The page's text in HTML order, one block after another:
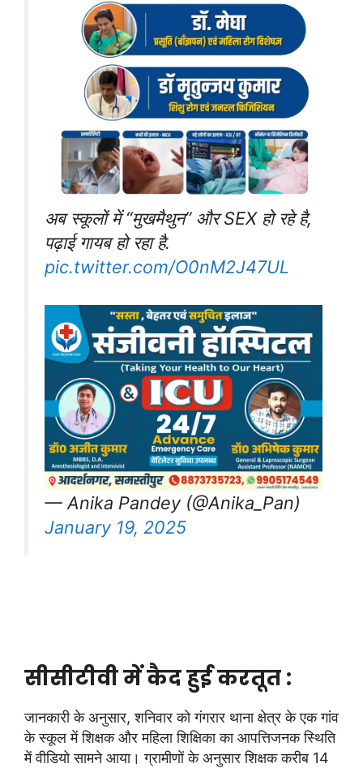
अब स्कूलों में “मुखमैथुन” और SEX हो रहे है,
पढ़ाई गायब हो रहा है.
pic.twitter.com/O0nM2J47UL
— Anika Pandey (@Anika_Pan)
January 19, 2025
सीसीटीवी में कैद हुई करतूत :
जानकारी के अनुसार, शनिवार को गंगरार थाना क्षेत्र के एक गांव
के स्कूल में शिक्षक और महिला शिक्षिका का आपत्तिजनक स्थिति
में वीडियो सामने आया। ग्रामीणों के अनुसार शिक्षक करीब 14